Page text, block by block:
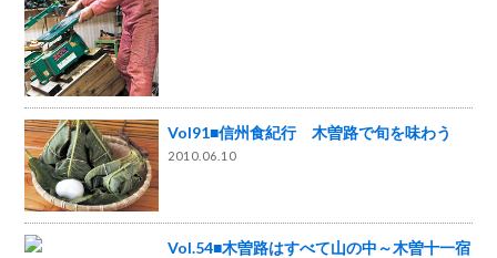
Vol91■信州食紀行 木曽路で旬を味わう
2010.06.10
Vol.54■木曽路はすべて山の中～木曽十一宿